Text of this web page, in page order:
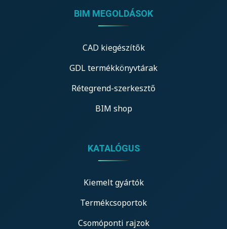
BIM MEGOLDÁSOK
CAD kiegészítők
GDL termékkönyvtárak
Rétegrend-szerkesztő
BIM shop
KATALÓGUS
Kiemelt gyártók
Termékcsoportok
Csomóponti rajzok